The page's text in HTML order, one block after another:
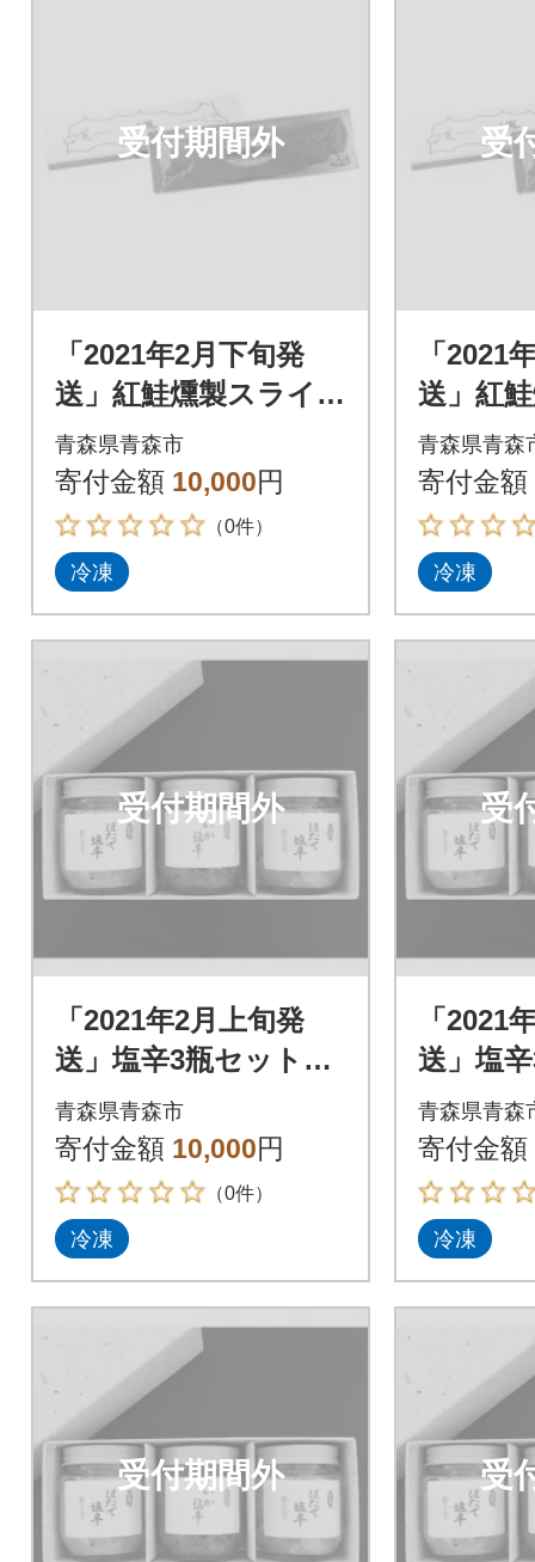
受付期間外
「2021年2月下旬発
送」紅鮭燻製スライス
300g(化粧箱入り)_A1
55
青森県青森市
寄付金額 10,000円
（0件）
冷凍
受
「2021
送」紅
300g(化
55
青森県青森
寄付金額
冷凍
受付期間外
「2021年2月上旬発
送」塩辛3瓶セット_A
156
青森県青森市
寄付金額 10,000円
（0件）
冷凍
受
「2021
送」塩
156
青森県青森
寄付金額
冷凍
受付期間外 受